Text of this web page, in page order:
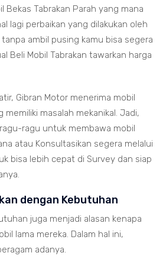
Bekas Tabrakan Parah yang mana
lagi perbaikan yang dilakukan oleh
ambil pusing kamu bisa segera
Beli Mobil Tabrakan tawarkan harga
Gibran Motor menerima mobil
memiliki masalah mekanikal. Jadi,
ragu untuk membawa mobil
atau Konsultasikan segera melalui
bisa lebih cepat di Survey dan siap
dengan Kebutuhan
juga menjadi alasan kenapa
lama mereka. Dalam hal ini,
adanya.